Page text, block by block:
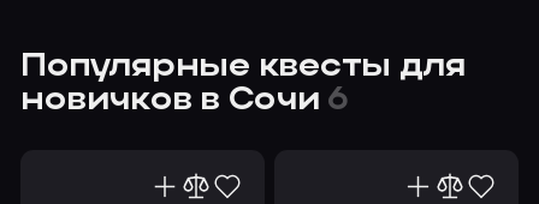
Популярные квесты для
новичков в Сочи 6